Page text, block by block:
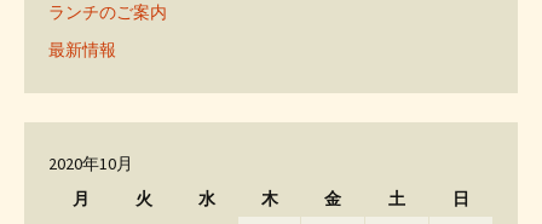
ランチのご案内
最新情報
2020年10月
月
火 水 木 金 土 日